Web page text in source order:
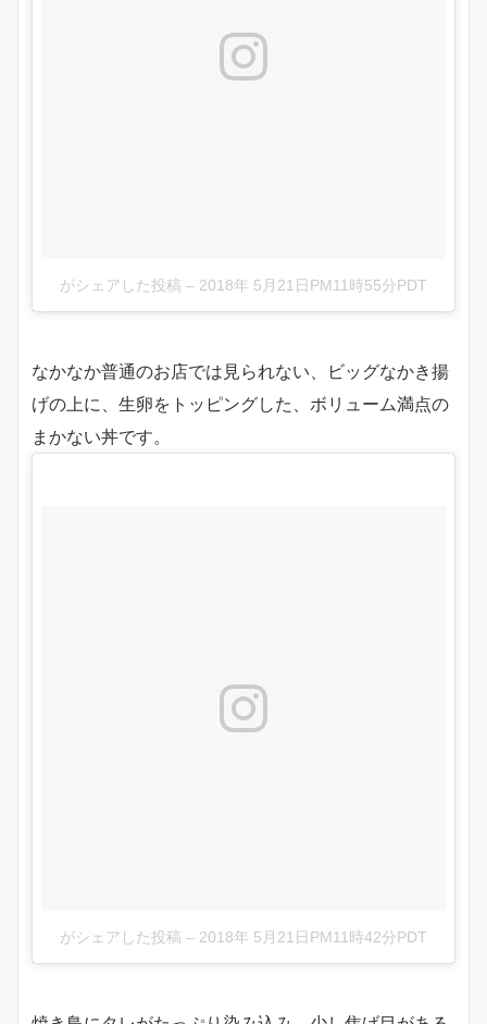
がシェアした投稿 – 2018年 5月21日PM11時55分PDT
なかなか普通のお店では見られない、ビッグなかき揚
げの上に、生卵をトッピングした、ボリューム満点の
まかない丼です。
がシェアした投稿 – 2018年 5月21日PM11時42分PDT